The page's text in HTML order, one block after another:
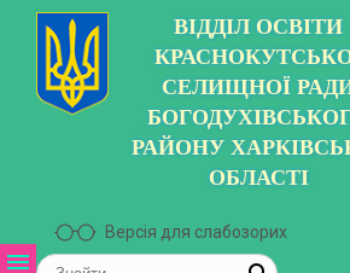
ВІДДІЛ ОСВІТИ
СЕЛИЩНОЇ
РАЙОНУ
ОБЛАСТІ
Версія для слабозорих